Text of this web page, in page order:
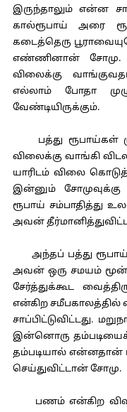
இருந்தாலும் என்ன
கால்ரூபாய் அரை
கடைத்தெரு
எண்ணினான் சோமு.
விலைக்கு
எல்லாம் போதா
வேண்டியிருக்கும்.
பத்து ரூபாய்கள்
விலைக்கு வாங்கி
யாரிடம் விலை
இன்னும்
ரூபாய் சம்பாதித்து
அவன்
அந்தப் பத்து
அவன் ஒரு சமயம்
சேர்த்துக்கூட
என்கிற சமீபகாலத்தில்
சாப்பிட்டுவிட்டது.
இன்னொரு தம்படியைச்
தம்படியால் என்னதான்
செய்துவிட்டான் சோமு.
பணம் என்கிற